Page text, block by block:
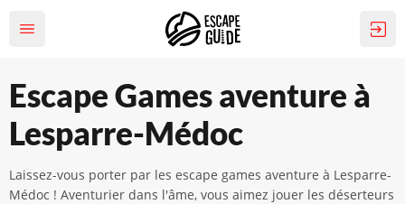
Escape Games aventure à
Lesparre-Médoc
Laissez-vous porter par les escape games aventure à Lesparre-
Médoc ! Aventurier dans l'âme, vous aimez jouer les déserteurs